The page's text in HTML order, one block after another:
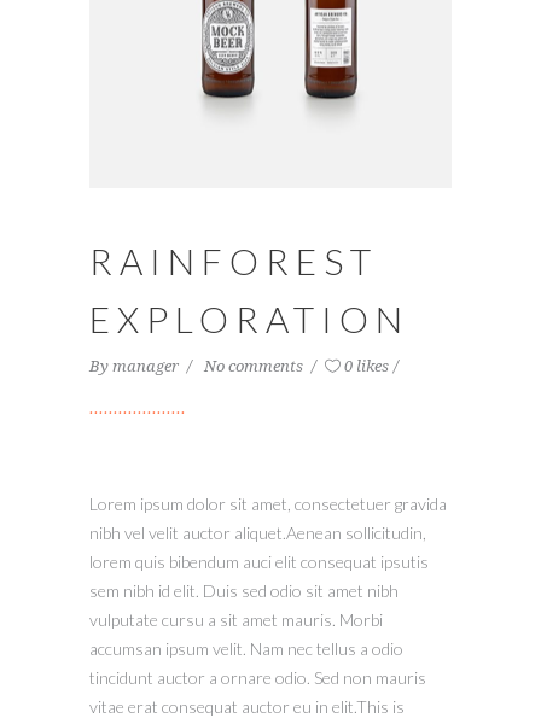
RAINFOREST
EXPLORATION
By manager No comments 0 likes
Lorem ipsum dolor sit amet, consectetuer gravida
nibh vel velit auctor aliquet.Aenean sollicitudin,
lorem quis bibendum auci elit consequat ipsutis
sem nibh id elit. Duis sed odio sit amet nibh
vulputate cursu a sit amet mauris. Morbi
accumsan ipsum velit. Nam nec tellus a odio
tincidunt auctor a ornare odio. Sed non mauris
vitae erat consequat auctor eu in elit.This is